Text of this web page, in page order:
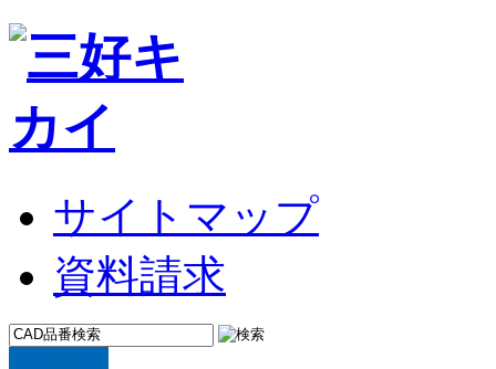
サイトマップ
資料請求